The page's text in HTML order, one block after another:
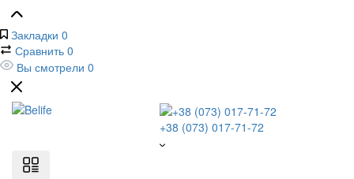
Закладки 0
Сравнить 0
Вы смотрели 0
+38 (073) 017-71-72